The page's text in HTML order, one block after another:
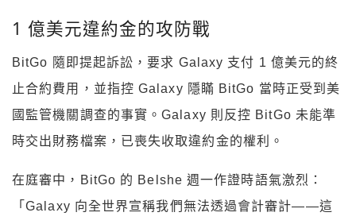
1 億美元違約金的攻防戰
BitGo 隨即提起訴訟，要求 Galaxy 支付 1 億美元的終
止合約費用，並指控 Galaxy 隱瞞 BitGo 當時正受到美
國監管機關調查的事實。Galaxy 則反控 BitGo 未能準
時交出財務檔案，已喪失收取違約金的權利。
在庭審中，BitGo 的 Belshe 週一作證時語氣激烈：
「Galaxy 向全世界宣稱我們無法透過會計審計——這